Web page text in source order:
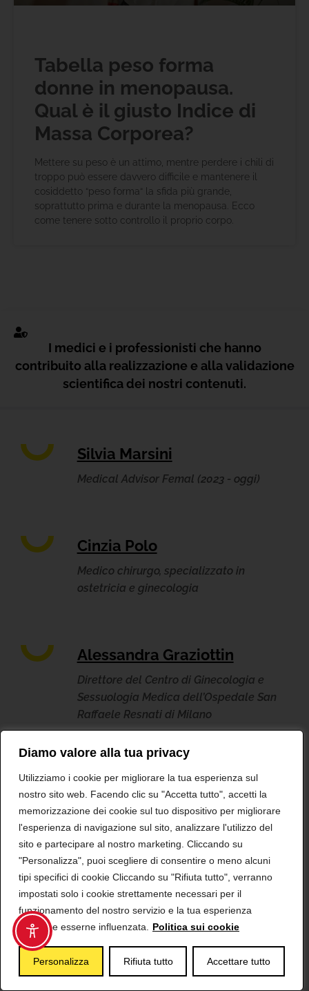
Diamo valore alla tua privacy
Utilizziamo i cookie per migliorare la tua esperienza sul
nostro sito web. Facendo clic su "Accetta tutto", accetti la
memorizzazione dei cookie sul tuo dispositivo per migliorare
l'esperienza di navigazione sul sito, analizzare l'utilizzo del
sito e partecipare al nostro marketing. Cliccando su
"Personalizza", puoi scegliere di consentire o meno alcuni
tipi specifici di cookie Cliccando su "Rifiuta tutto", verranno
impostati solo i cookie strettamente necessari per il
funzionamento del nostro servizio e la tua esperienza
potrebbe esserne influenzata.
Politica sui cookie
Personalizza Rifiuta tutto Accettare tutto
Tabella peso forma
donne in menopausa.
Qual è il giusto Indice di
Massa Corporea?
Mettere su peso è un attimo, mentre perdere i chili di
troppo può essere davvero difficile e mantenere il
cosiddetto “peso forma“ la sfida più grande,
soprattutto prima e durante la menopausa. Ecco
come tenere sotto controllo il proprio corpo.
I medici e i professionisti che hanno
contribuito alla realizzazione e alla validazione
scientifica dei nostri contenuti.
Silvia Marsini
Medical Advisor Femal (2023 - oggi)
Cinzia Polo
Medico chirurgo, specializzato in
ostetricia e ginecologia
Alessandra Graziottin
Direttore del Centro di Ginecologia e
Sessuologia Medica dell’Ospedale San
Raffaele Resnati di Milano
Raffaella Cantatore, fitness
trainer
Dottore in scienze motorie
Massimiliano Barattucci,
psicologo, psicoterapeuta